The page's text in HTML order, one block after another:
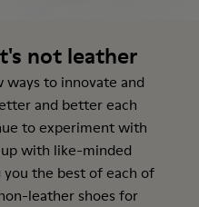
not leather
to innovate and
and better each
to experiment with
with like-minded
you the best of each of
leather shoes for